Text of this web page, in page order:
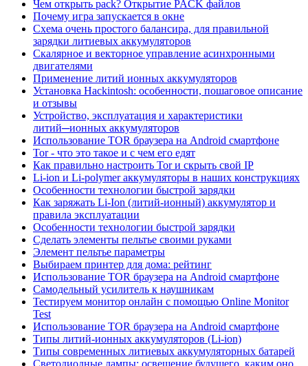
Чем открыть pack? Открытие PACK файлов
Почему игра запускается в окне
Схема очень простого балансира, для правильной
зарядки литиевых аккумуляторов
Скалярное и векторное управление асинхронными
двигателями
Применение литий ионных аккумуляторов
Установка Hackintosh: особенности, пошаговое описание
и отзывы
Устройство, эксплуатация и характеристики
литий─ионных аккумуляторов
Использование TOR браузера на Android смартфоне
Tor - что это такое и с чем его едят
Как правильно настроить Tor и скрыть свой IP
Li-ion и Li-polymer аккумуляторы в наших конструкциях
Особенности технологии быстрой зарядки
Как заряжать Li-Ion (литий-ионный) аккумулятор и
правила эксплуатации
Особенности технологии быстрой зарядки
Сделать элементы пельтье своими руками
Элемент пельтье параметры
Выбираем принтер для дома: рейтинг
Использование TOR браузера на Android смартфоне
Самодельный усилитель к наушникам
Тестируем монитор онлайн с помощью Online Monitor
Test
Использование TOR браузера на Android смартфоне
Типы литий-ионных аккумуляторов (Li-ion)
Типы современных литиевых аккумуляторных батарей
Светодиодные лампы: освещение будущего, каким оно